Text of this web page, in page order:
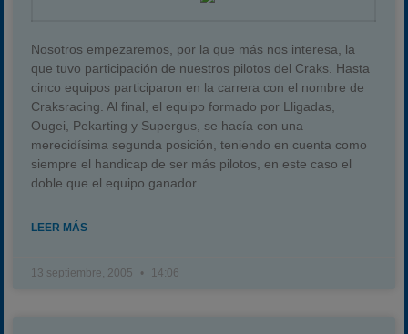
Nosotros empezaremos, por la que más nos interesa, la
que tuvo participación de nuestros pilotos del Craks. Hasta
cinco equipos participaron en la carrera con el nombre de
Craksracing. Al final, el equipo formado por Lligadas,
Ougei, Pekarting y Supergus, se hacía con una
merecidísima segunda posición, teniendo en cuenta como
siempre el handicap de ser más pilotos, en este caso el
doble que el equipo ganador.
LEER MÁS
13 septiembre, 2005 14:06